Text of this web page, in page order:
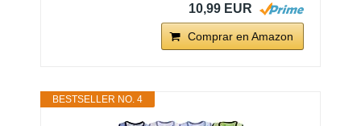
10,99 EUR
Comprar en Amazon
BESTSELLER NO. 4